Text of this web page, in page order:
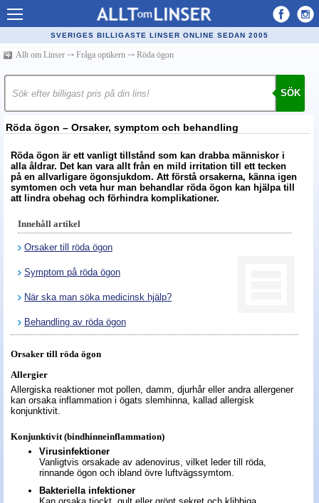
Allt om Linser
Billiga kontaktlinser
Köpa linser på nätet
Populära linser
Kontaktlinstyper
Linsvätska
Linstillbehör
SVERIGES BILLIGASTE LINSER ONLINE SEDAN 2005
Allt om Linser ⤏ Fråga optikern ⤏ Röda ögon
SÖK
Röda ögon – Orsaker, symptom och behandling
Röda ögon är ett vanligt tillstånd som kan drabba människor i
alla åldrar. Det kan vara allt från en mild irritation till ett tecken
på en allvarligare ögonsjukdom. Att förstå orsakerna, känna igen
symtomen och veta hur man behandlar röda ögon kan hjälpa till
att lindra obehag och förhindra komplikationer.
Innehåll artikel
Orsaker till röda ögon
Symptom på röda ögon
När ska man söka medicinsk hjälp?
Behandling av röda ögon
Orsaker till röda ögon
Allergier
Allergiska reaktioner mot pollen, damm, djurhår eller andra allergener
kan orsaka inflammation i ögats slemhinna, kallad allergisk
konjunktivit.
Konjunktivit (bindhinneinflammation)
Virusinfektioner
Vanligtvis orsakade av adenovirus, vilket leder till röda,
rinnande ögon och ibland övre luftvägssymtom.
Bakteriella infektioner